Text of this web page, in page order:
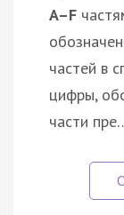
A–F
частей в
цифры,
части